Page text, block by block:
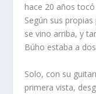
hace 20 años
Según sus
se vino arriba, y
Búho estaba a
Solo, con su
primera vista,